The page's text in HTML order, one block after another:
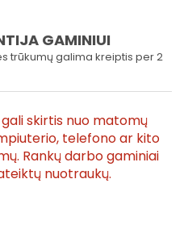
GAMINIUI
trūkumų galima kreiptis per 2
skirtis nuo matomų
telefono ar kito
Rankų darbo gaminiai
nuotraukų.